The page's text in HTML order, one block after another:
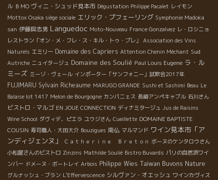
ル ＢＭО ヴィニ・シュッド見本市 Dégustation Philippe Pacalet レイモン
Mottox Osaka siège sociale エリック・プフェーリング Symphonie Madoka
san 伊藤與志男 Languedoc Moto-Nouveau France Gonzalvez レ・ロシニョ
レストラン「オン・メ・フレ・ス・キル・トゥ・プレ」
Association des Vins
Naturels エミリー Domaine des Capriers Attention Chenin Méchant Sud
Autriche ニュイタージュ Domaine des Soulié Paul Louis Eugene ラ・ル
ミーズ ミーゾ・ヴェール インポーター「サンフォニー」試飲会2017年
FUJIMARU Sylvain Richeaume MARUGO GRANDE Sushi et Sashimi Beau Le
Balaise lot 1417 Melon de Bourgogne カンパニェス 長崎アンペキャブル 石川さん
ビストロ・マルゴ EN JOUE CONNECTION ディナミタージュ Jus de Raisins
Wine School ダヴィデ、ピエラ ユウジさん Cueillette DOMAINE BAPTISTE
COUSIN 寿司職人・大田大介 Bouzigues 南仏 マルマンド ワイン見本市「ア
ンディジェンヌ」
Ｃａｔｈｅｒｉｎｅ Ｂｒｅｔｏｎ ボーヌのケンタロウさん
小松屋さんのビストロ Zinzins Mathilde Soulié Bistro Buvards パリの自然派ワイ
ンバー ドメーヌ・ボートレイ Arbois Philippe Wies Taiwan Buvons Nature
グルナッシュ・ブラン L'Effervescence シルヴァン・オエッシュ ワインカヴィス